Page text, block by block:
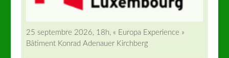
25 septembre 2026, 18h, « Europa Experience »
Bâtiment Konrad Adenauer Kirchberg